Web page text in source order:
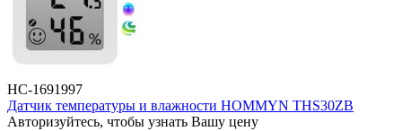
НС-1691997
Датчик температуры и влажности HOMMYN THS30ZB
Авторизуйтесь, чтобы узнать Вашу цену